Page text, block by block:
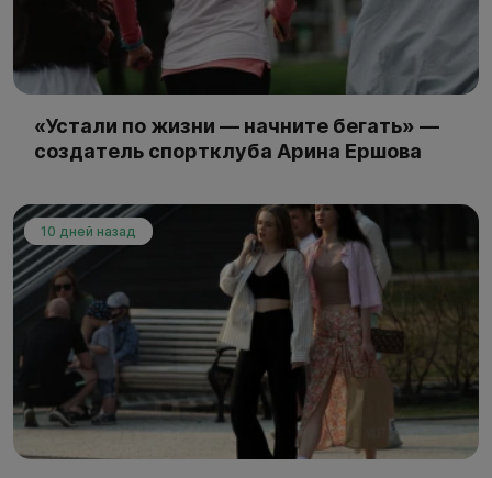
«Устали по жизни — начните бегать» —
создатель спортклуба Арина Ершова
10 дней назад